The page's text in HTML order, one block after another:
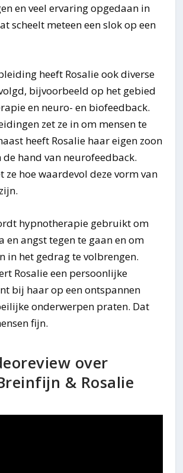
en veel ervaring opgedaan in
scheelt meteen een slok op een
heeft Rosalie ook diverse
bijvoorbeeld op het gebied
en neuro- en biofeedback.
zet ze in om mensen te
heeft Rosalie haar eigen zoon
de hand van neurofeedback.
ze hoe waardevol deze vorm van
hypnotherapie gebruikt om
en angst tegen te gaan en om
in het gedrag te volbrengen.
Rosalie een persoonlijke
bij haar op een ontspannen
onderwerpen praten. Dat
fijn.
over
& Rosalie